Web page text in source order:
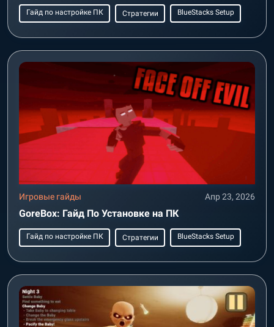
Гайд по настройке ПК Стратегии BlueStacks Setup
Игровые гайды Апр 23, 2026
GoreBox: Гайд По Установке на ПК
Гайд по настройке ПК Стратегии BlueStacks Setup